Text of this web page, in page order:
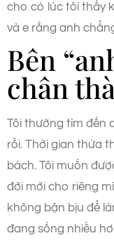
cho có lúc tôi thấy
và e rằng anh
Bên
chân
Tôi thường tìm đến
rỗi. Thời gian thừa
bách. Tôi muốn
đời mới cho riêng
không bận bịu để
đang sống nhiều